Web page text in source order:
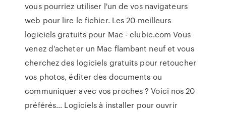
vous pourriez utiliser l'un de vos navigateurs
web pour lire le fichier. Les 20 meilleurs
logiciels gratuits pour Mac - clubic.com Vous
venez d'acheter un Mac flambant neuf et vous
cherchez des logiciels gratuits pour retoucher
vos photos, éditer des documents ou
communiquer avec vos proches ? Voici nos 20
préférés... Logiciels à installer pour ouvrir